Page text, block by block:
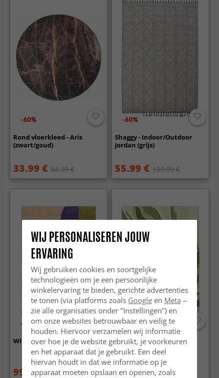
-60%
Rond vloerkleed - Aris
(zwart/goud)
33.99 € 84.99 €
-60%
Shaggy - Indoor/Outdoor
Jordan (grijs)
55.99 € 139.99 €
-50%
Wilton - Kalami (roze/multi)
99.99 € 189 €
-70%
Wilton - Mudgee
(groen/multi)
74.99 € 249 €
WIJ PERSONALISEREN JOUW
ERVARING
Wij gebruiken cookies en soortgelijke
technologieën om je een persoonlijke
winkelervaring te bieden, gerichte advertenties
te tonen (via platforms zoals Googleen Meta –
zie alle organisaties onder "Instellingen") en
om onze websites betrouwbaar en veilig te
houden. Hiervoor verzamelen wij informatie
over hoe je de website gebruikt, je voorkeuren
en het apparaat dat je gebruikt. Een deel
hiervan houdt in dat we informatie op je
apparaat moeten opslaan en openen, zoals